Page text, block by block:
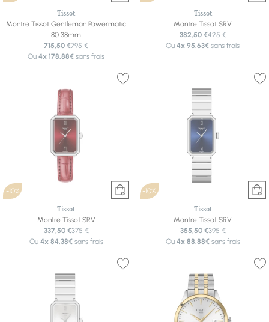
Tissot
Montre Tissot Gentleman Powermatic
80 38mm
715,50 €795 €
Ou4x 178.88€ sans frais
Tissot
Montre Tissot SRV
382,50 €425 €
Ou4x 95.63€ sans frais
-10%
Tissot
Montre Tissot SRV
337,50 €375 €
Ou 4x 84.38€sans frais
-10%
Tissot
Montre Tissot SRV
355,50 €395 €
Ou 4x 88.88€sans frais